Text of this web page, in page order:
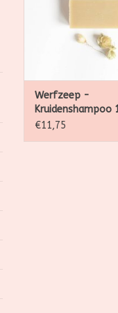
TOEVOEGEN AAN
Werfzeep -
Kruidenshampoo
€11,75